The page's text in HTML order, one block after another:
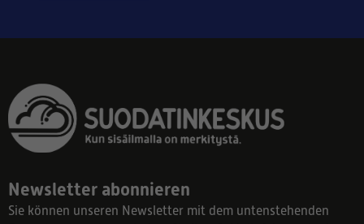
Newsletter abonnieren
Sie können unseren Newsletter mit dem untenstehenden